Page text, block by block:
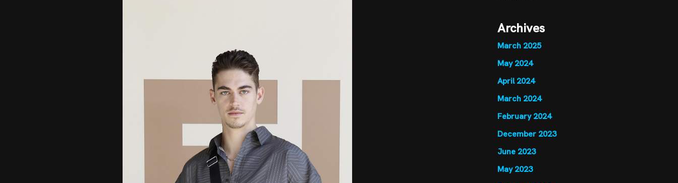
Archives
March 2025
May 2024
April 2024
March 2024
February 2024
December 2023
June 2023
May 2023